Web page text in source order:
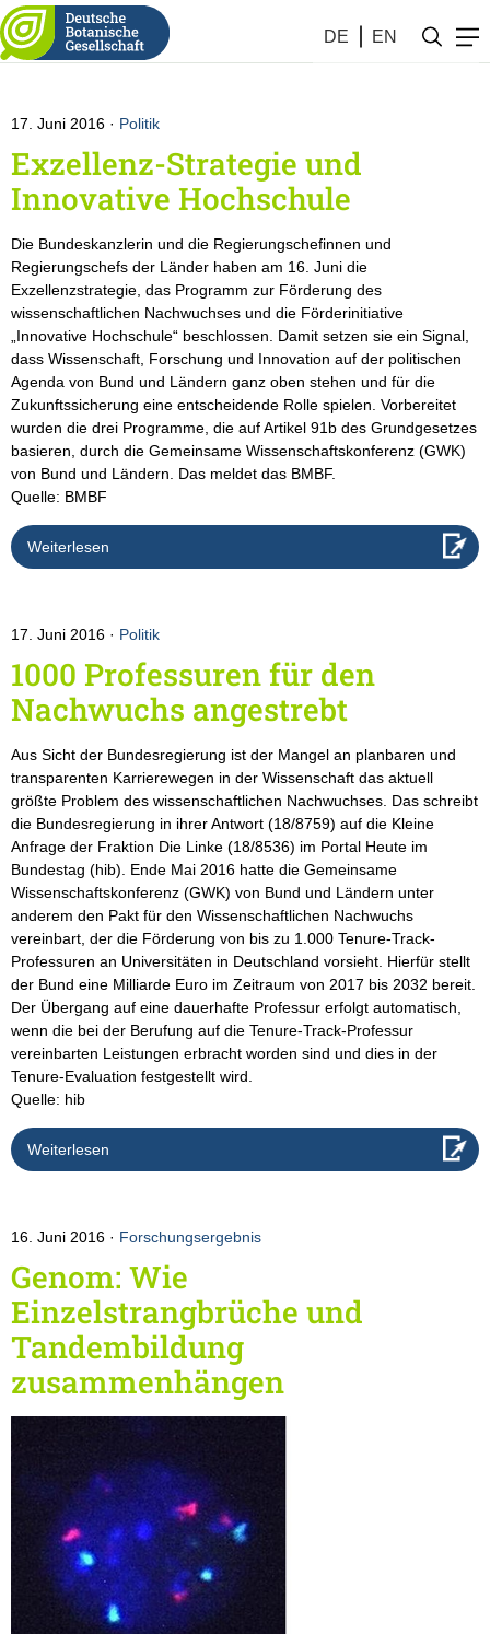
DE EN
Botanik #24 (2016)
17. Juni 2016 Politik
Exzellenz-Strategie und
Innovative Hochschule
Die Bundeskanzlerin und die Regierungschefinnen und
Regierungschefs der Länder haben am 16. Juni die
Exzellenzstrategie, das Programm zur Förderung des
wissenschaftlichen Nachwuchses und die Förderinitiative
„Innovative Hochschule“ beschlossen. Damit setzen sie ein Signal,
dass Wissenschaft, Forschung und Innovation auf der politischen
Agenda von Bund und Ländern ganz oben stehen und für die
Zukunftssicherung eine entscheidende Rolle spielen. Vorbereitet
wurden die drei Programme, die auf Artikel 91b des Grundgesetzes
basieren, durch die Gemeinsame Wissenschaftskonferenz (GWK)
von Bund und Ländern. Das meldet das BMBF.
Quelle: BMBF
Weiterlesen
17. Juni 2016 Politik
1000 Professuren für den
Nachwuchs angestrebt
Aus Sicht der Bundesregierung ist der Mangel an planbaren und
transparenten Karrierewegen in der Wissenschaft das aktuell
größte Problem des wissenschaftlichen Nachwuchses. Das schreibt
die Bundesregierung in ihrer Antwort (18/8759) auf die Kleine
Anfrage der Fraktion Die Linke (18/8536) im Portal Heute im
Bundestag (hib). Ende Mai 2016 hatte die Gemeinsame
Wissenschaftskonferenz (GWK) von Bund und Ländern unter
anderem den Pakt für den Wissenschaftlichen Nachwuchs
vereinbart, der die Förderung von bis zu 1.000 Tenure-Track-
Professuren an Universitäten in Deutschland vorsieht. Hierfür stellt
der Bund eine Milliarde Euro im Zeitraum von 2017 bis 2032 bereit.
Der Übergang auf eine dauerhafte Professur erfolgt automatisch,
wenn die bei der Berufung auf die Tenure-Track-Professur
vereinbarten Leistungen erbracht worden sind und dies in der
Tenure-Evaluation festgestellt wird.
Quelle: hib
Weiterlesen
16. Juni 2016 Forschungsergebnis
Genom: Wie
Einzelstrangbrüche und
Tandembildung
zusammenhängen